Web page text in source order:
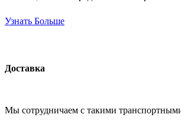
Узнать Больше
Доставка
Мы сотрудничаем с такими